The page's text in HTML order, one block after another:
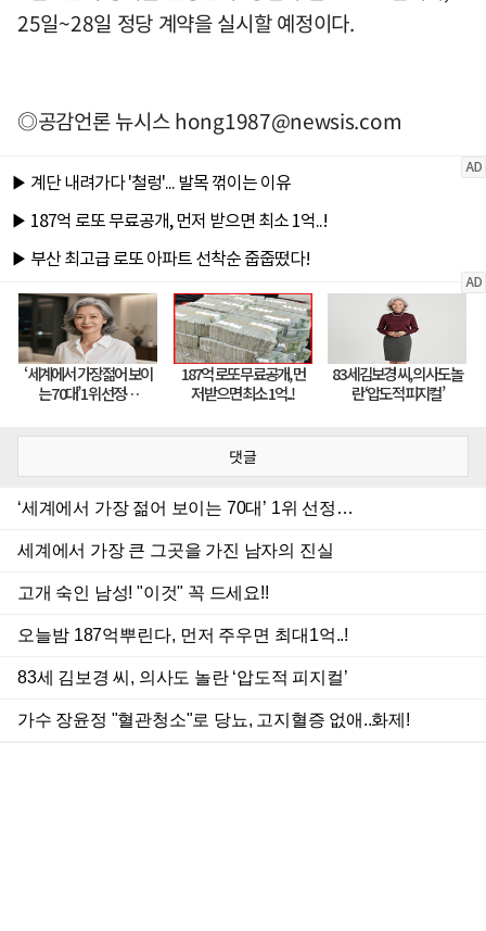
25일~28일 정당 계약을 실시할 예정이다.
◎공감언론 뉴시스hong1987@newsis.com
댓글